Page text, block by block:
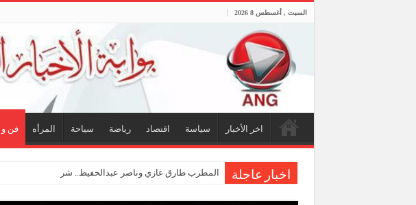
السبت , أغسطس 8 2026
اخر الأخبار سياسة اقتصاد رياضة سياحة المرأه فن و
اخبار عاجلة المطرب طارق غازي وناصر عبدالحفيظ.. شراكة فنية ترسم